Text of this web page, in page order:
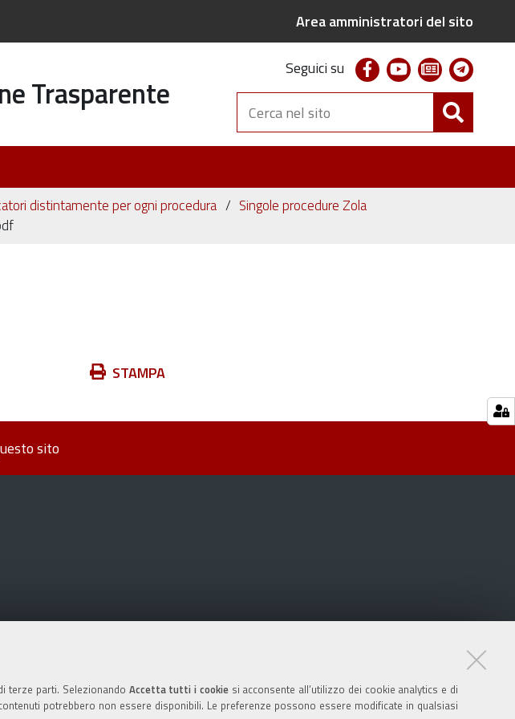
terze parti. Selezionando Accetta tutti i cookiesi acconsente all’utilizzo dei cookie analytics e di
potrebbero non essere disponibili. Le preferenze possono essere modificate in qualsiasi
Area amministratori del sito
Trasparente
Seguici su facebookyoutubenewsletter
Cerca
nel
sito
distintamente per ogni procedura
Singole procedure Zola
Azioni STAMPA
sito